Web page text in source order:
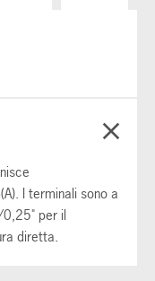
I terminali sono a
per il
diretta.